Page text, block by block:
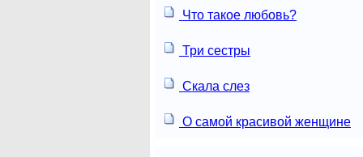
Что такое любовь?
Три сестры
Скала слез
О самой красивой женщине